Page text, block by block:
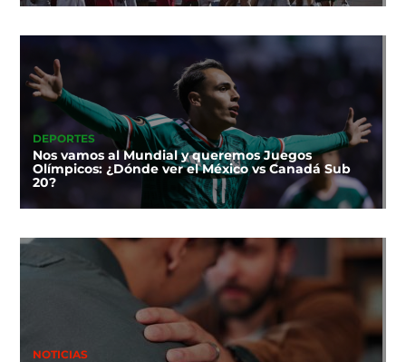
DEPORTES
Nos vamos al Mundial y queremos Juegos
Olímpicos: ¿Dónde ver el México vs Canadá Sub
20?
NOTICIAS